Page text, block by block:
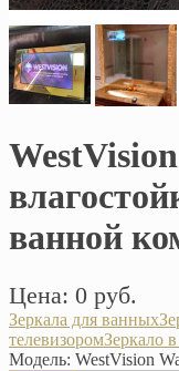
ванной
Цена: 0 руб.
Зеркала для ванных
телевизоромЗеркало
Модель: WestVision